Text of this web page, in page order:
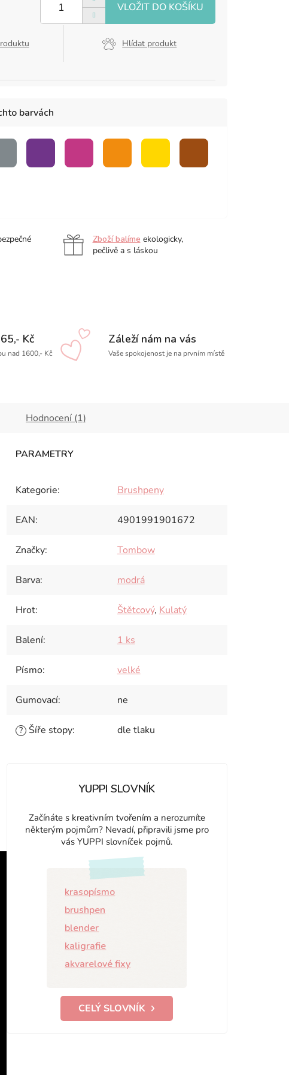
Hlídat produkt
barvách
Zboží balíme ekologicky,
pečlivě a s láskou
Kč
nad 1600,- Kč
Záleží nám na vás
Vaše spokojenost je na prvním místě
Hodnocení (1)
Kategorie: Brushpeny
EAN: 4901991901672
Značky: Tombow
Barva: modrá
Hrot: Štětcový, Kulatý
Balení: 1 ks
Písmo: velké
Gumovací: ne
? Šíře stopy: dle tlaku
YUPPI SLOVNÍK
Začínáte s kreativním tvořením a nerozumíte
některým pojmům? Nevadí, připravili jsme pro
vás YUPPI slovníček pojmů.
krasopísmo
brushpen
blender
kaligrafie
akvarelové fixy
CELÝ SLOVNÍK